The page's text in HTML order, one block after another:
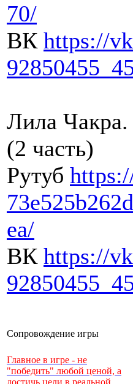
70/
ВК https://
Лила
(2 часть)
Рутуб
ea/
ВК https://
Сопровождение игры
Главное в игре - не
"победить" любой ценой, а
достичь цели в реальной